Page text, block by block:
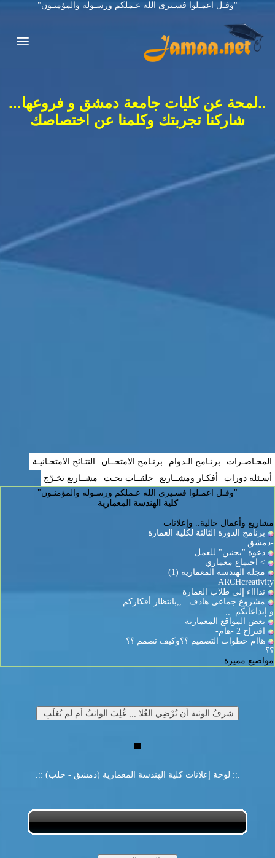
"وقـل اعمـلوا فسـيرى الله عـملكم ورسـوله والمؤمنـون"
..لمحة عن كليات جامعة دمشق و فروعها...
شاركنا تجربتك وكلمنا عن اختصاصك
المحـاضـرات برنـامج الـدوام برنـامج الامتحــان
النتـائج الامتحـانيـة
أسـئلة دورات
أفكـار ومشــاريع حلقــات بحـث
مشــاريع تخـرّج
"وقـل اعمـلوا فسـيرى الله عـملكم ورسـوله والمؤمنـون"
كلية الهندسة المعمارية
مشاريع وأعمال حالية.. وإعلانات
برنامج الدورة الثالثة لكلية العمارة
-دمشق
دعوة "بحنين" للعمل ..
> اجتماع معماري
مجلة الهندسة المعمارية (1)
ARCHcreativity
نداااء إلى طلاب العمارة
مشروع جماعي هادف...,,بانتظار أفكاركم
و إبداعاتكم..,,
بعض المواقع المعمارية
اقتراح 2 -هام-
هاام خطوات التصميم ؟؟وكيف تصمم ؟؟
؟؟
مواضيع مميزة..
.:: لوحة إعلانات كلية الهندسة المعمارية (دمشق - حلب) ::.